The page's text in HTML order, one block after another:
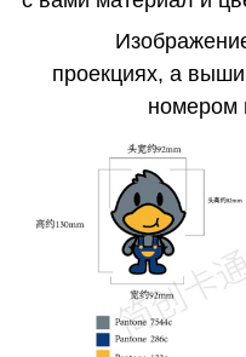
проекциях, а
номером